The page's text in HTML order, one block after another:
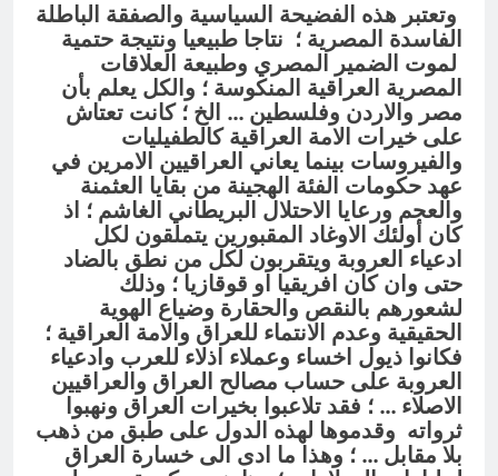
وتعتبر هذه الفضيحة السياسية والصفقة الباطلة
الفاسدة المصرية ؛ نتاجا طبيعيا ونتيجة حتمية
لموت الضمير المصري وطبيعة العلاقات
المصرية العراقية المنكوسة ؛ والكل يعلم بأن
مصر والاردن وفلسطين … الخ ؛ كانت تعتاش
على خيرات الامة العراقية كالطفيليات
والفيروسات بينما يعاني العراقيين الامرين في
عهد حكومات الفئة الهجينة من بقايا العثمنة
والعجم ورعايا الاحتلال البريطاني الغاشم ؛ اذ
كان أولئك الاوغاد المقبورين يتملقون لكل
ادعياء العروبة ويتقربون لكل من نطق بالضاد
حتى وان كان افريقيا او قوقازيا ؛ وذلك
لشعورهم بالنقص والحقارة وضياع الهوية
الحقيقية وعدم الانتماء للعراق والامة العراقية ؛
فكانوا ذيول اخساء وعملاء اذلاء للعرب وادعياء
العروبة على حساب مصالح العراق والعراقيين
الاصلاء … ؛ فقد تلاعبوا بخيرات العراق ونهبوا
ثرواته وقدموها لهذه الدول على طبق من ذهب
بلا مقابل … ؛ وهذا ما ادى الى خسارة العراق